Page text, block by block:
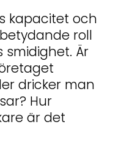
kapacitet och
roll
Är
dricker man
Hur
är det